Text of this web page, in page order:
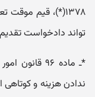
۱۳۷۸(*)، قیم
تواند دادخواست
*ـ ماده ۹۶
ندادن هزینه و